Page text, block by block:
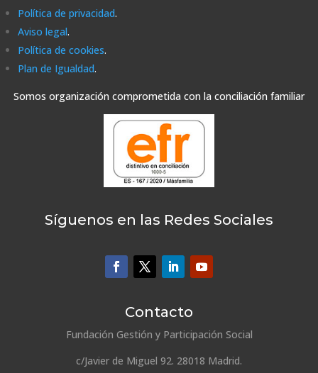
Política de privacidad.
Aviso legal.
Política de cookies.
Plan de Igualdad.
Somos organización comprometida con la conciliación familiar
Síguenos en las Redes Sociales
Contacto
Fundación Gestión y Participación Social
c/Javier de Miguel 92. 28018 Madrid.